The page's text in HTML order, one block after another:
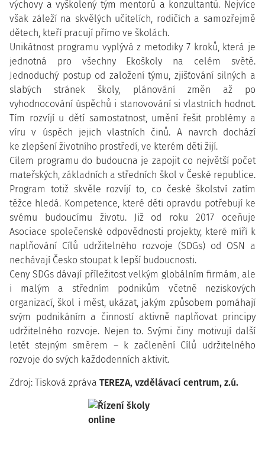
výchovy a vyškolený tým mentorů a konzultantů. Nejvíce
však záleží na skvělých učitelích, rodičích a samozřejmě
dětech, kteří pracují přímo ve školách.
Unikátnost programu vyplývá z metodiky 7 kroků, která je
jednotná pro všechny Ekoškoly na celém světě.
Jednoduchý postup od založení týmu, zjišťování silných a
slabých stránek školy, plánování změn až po
vyhodnocování úspěchů i stanovování si vlastních hodnot.
Tím rozvíjí u dětí samostatnost, umění řešit problémy a
víru v úspěch jejich vlastních činů. A navrch dochází
ke zlepšení životního prostředí, ve kterém děti žijí.
Cílem programu do budoucna je zapojit co největší počet
mateřských, základních a středních škol v České republice.
Program totiž skvěle rozvíjí to, co české školství zatím
těžce hledá. Kompetence, které děti opravdu potřebují ke
svému budoucímu životu. Již od roku 2017 oceňuje
Asociace společenské odpovědnosti projekty, které míří k
naplňování Cílů udržitelného rozvoje (SDGs) od OSN a
nechávají Česko stoupat k lepší budoucnosti.
Ceny SDGs dávají příležitost velkým globálním firmám, ale
i malým a středním podnikům včetně neziskových
organizací, škol i měst, ukázat, jakým způsobem pomáhají
svým podnikáním a činností aktivně naplňovat principy
udržitelného rozvoje. Nejen to. Svými činy motivují další
letět stejným směrem – k začlenění Cílů udržitelného
rozvoje do svých každodenních aktivit.
Zdroj: Tisková zpráva TEREZA, vzdělávací centrum, z.ú.